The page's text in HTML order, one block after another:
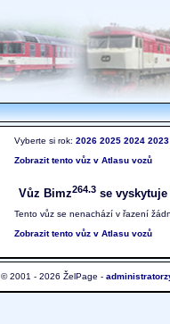
Vyberte si rok: 2026 2025 2024 2023
Zobrazit tento vůz v Atlasu vozů
Vůz Bimz264.3 se
Tento vůz se nenachází v řazení
Zobrazit tento vůz v Atlasu vozů
© 2001 - 2026 ŽelPage -